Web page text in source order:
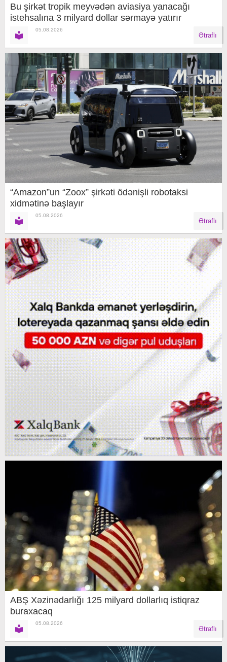
Bu şirkət tropik meyvədən aviasiya yanacağı
istehsalına 3 milyard dollar sərmayə yatırır
05.08.2026
Ətraflı
“Amazon”un “Zoox” şirkəti ödənişli robotaksi
xidmətinə başlayır
05.08.2026
Ətraflı
ABŞ Xəzinədarlığı 125 milyard dollarlıq istiqraz
buraxacaq
05.08.2026
Ətraflı